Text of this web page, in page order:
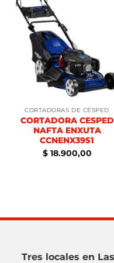
CORTADORAS DE CÉSPED
CORTADORA CESPED
NAFTA ENXUTA
CCNENX3951
$18.900,00
Tres locales en